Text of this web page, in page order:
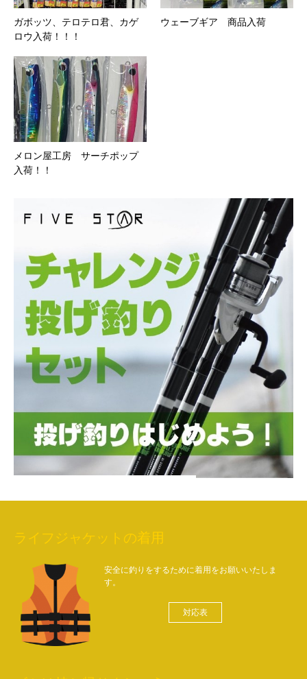
ガボッツ、テロテロ君、カゲ
ロウ入荷！！！
ウェーブギア 商品入荷
メロン屋工房 サーチポップ
入荷！！
ライフジャケットの着用
安全に釣りをするために着用をお願いいたしま
す。
対応表